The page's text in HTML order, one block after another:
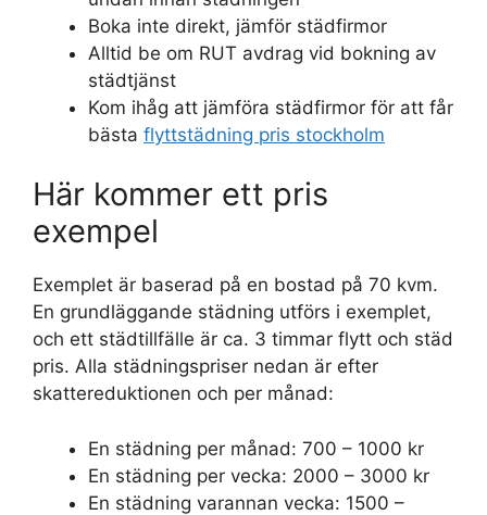
Boka inte direkt, jämför städfirmor
Alltid be om RUT avdrag vid bokning av
städtjänst
Kom ihåg att jämföra städfirmor för att får
bästa flyttstädning pris stockholm
Här kommer ett pris
exempel
Exemplet är baserad på en bostad på 70 kvm.
En grundläggande städning utförs i exemplet,
och ett städtillfälle är ca. 3 timmar flytt och städ
pris. Alla städningspriser nedan är efter
skattereduktionen och per månad:
En städning per månad: 700 – 1000 kr
En städning per vecka: 2000 – 3000 kr
En städning varannan vecka: 1500 –